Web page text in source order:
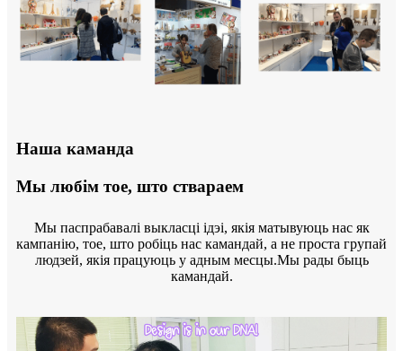
Наша каманда
Мы любім тое, што ствараем
Мы паспрабавалі выкласці ідэі, якія матывуюць нас як
кампанію, тое, што робіць нас камандай, а не проста групай
людзей, якія працуюць у адным месцы.Мы рады быць
камандай.